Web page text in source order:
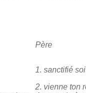
Père
1. sanctifié
2. vienne ton